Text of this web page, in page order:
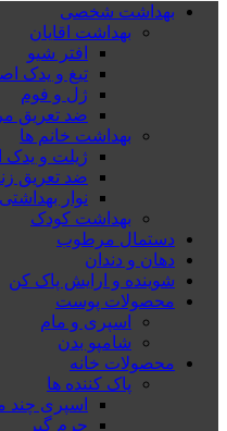
بهداشت شخصی
بهداشت اقایان
افتر شیو
تیغ و یدک
ژل و فوم
ضد تعریق
بهداشت خانم ها
ژیلت و یدک
ضد تعریق
نوار بهداشتی
بهداشت کودک
دستمال مرطوب
دهان و دندان
شوینده و ارایش پاک کن
محصولات پوست
اسپری و مام
شامپو بدن
محصولات خانه
پاک کننده ها
اسپری چند
جرم گیر